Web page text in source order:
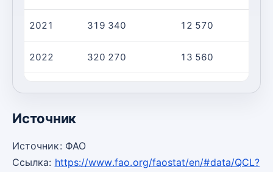
2021 319 340 12 570
2022 320 270 13 560
Источник
Источник: ФАО
Ссылка: https://www.fao.org/faostat/en/#data/QCL?